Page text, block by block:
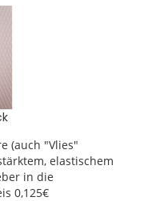
(auch "Vlies"
elastischem
in die
0,125€